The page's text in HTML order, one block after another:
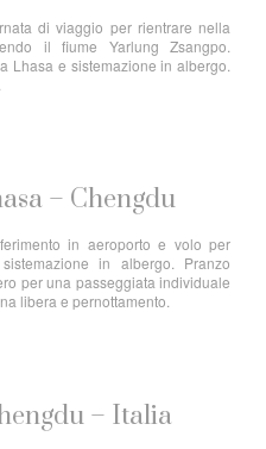
di viaggio per rientrare nella
il fiume Yarlung Zsangpo.
Lhasa e sistemazione in albergo.
– Chengdu
in aeroporto e volo per
in albergo. Pranzo
per una passeggiata individuale
libera e pernottamento.
– Italia